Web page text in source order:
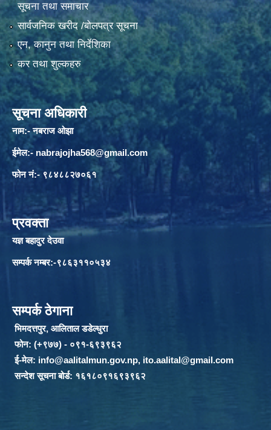
सूचना तथा समाचार
सार्वजनिक खरीद /बोलपत्र सूचना
एन, कानुन तथा निर्देशिका
कर तथा शुल्कहरु
सूचना अधिकारी
नाम:- नबराज ओझा
ईमेल:- nabrajojha568@gmail.com
फोन नं:- ९८४८८२७०६१
प्रवक्ता
यज्ञ बहादुर देउवा
सम्पर्क नम्बर:-९८६३११०५३४
सम्पर्क ठेगाना
भिमदत्तपुर, आलिताल डडेल्धुरा
फोन: (+९७७) - ०९१-६९३९६२
ई-मेल: info@aalitalmun.gov.np, ito.aalital@gmail.com
सन्देश सूचना बोर्ड: १६१८०९१६९३९६२